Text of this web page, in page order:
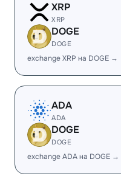
XRP
XRP
DOGE
DOGE
exchange XRP на DOGE →
ADA
ADA
DOGE
DOGE
exchange ADA на DOGE →